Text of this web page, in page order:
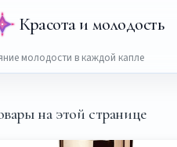
Красота и молодость
молодости в каждой капле
на этой странице